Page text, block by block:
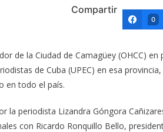
Compartir
0
de la Ciudad de Camagüey (OHCC) en
de Cuba (UPEC) en esa
en todo el país.
la periodista Lizandra Góngora
con Ricardo Ronquillo Bello,